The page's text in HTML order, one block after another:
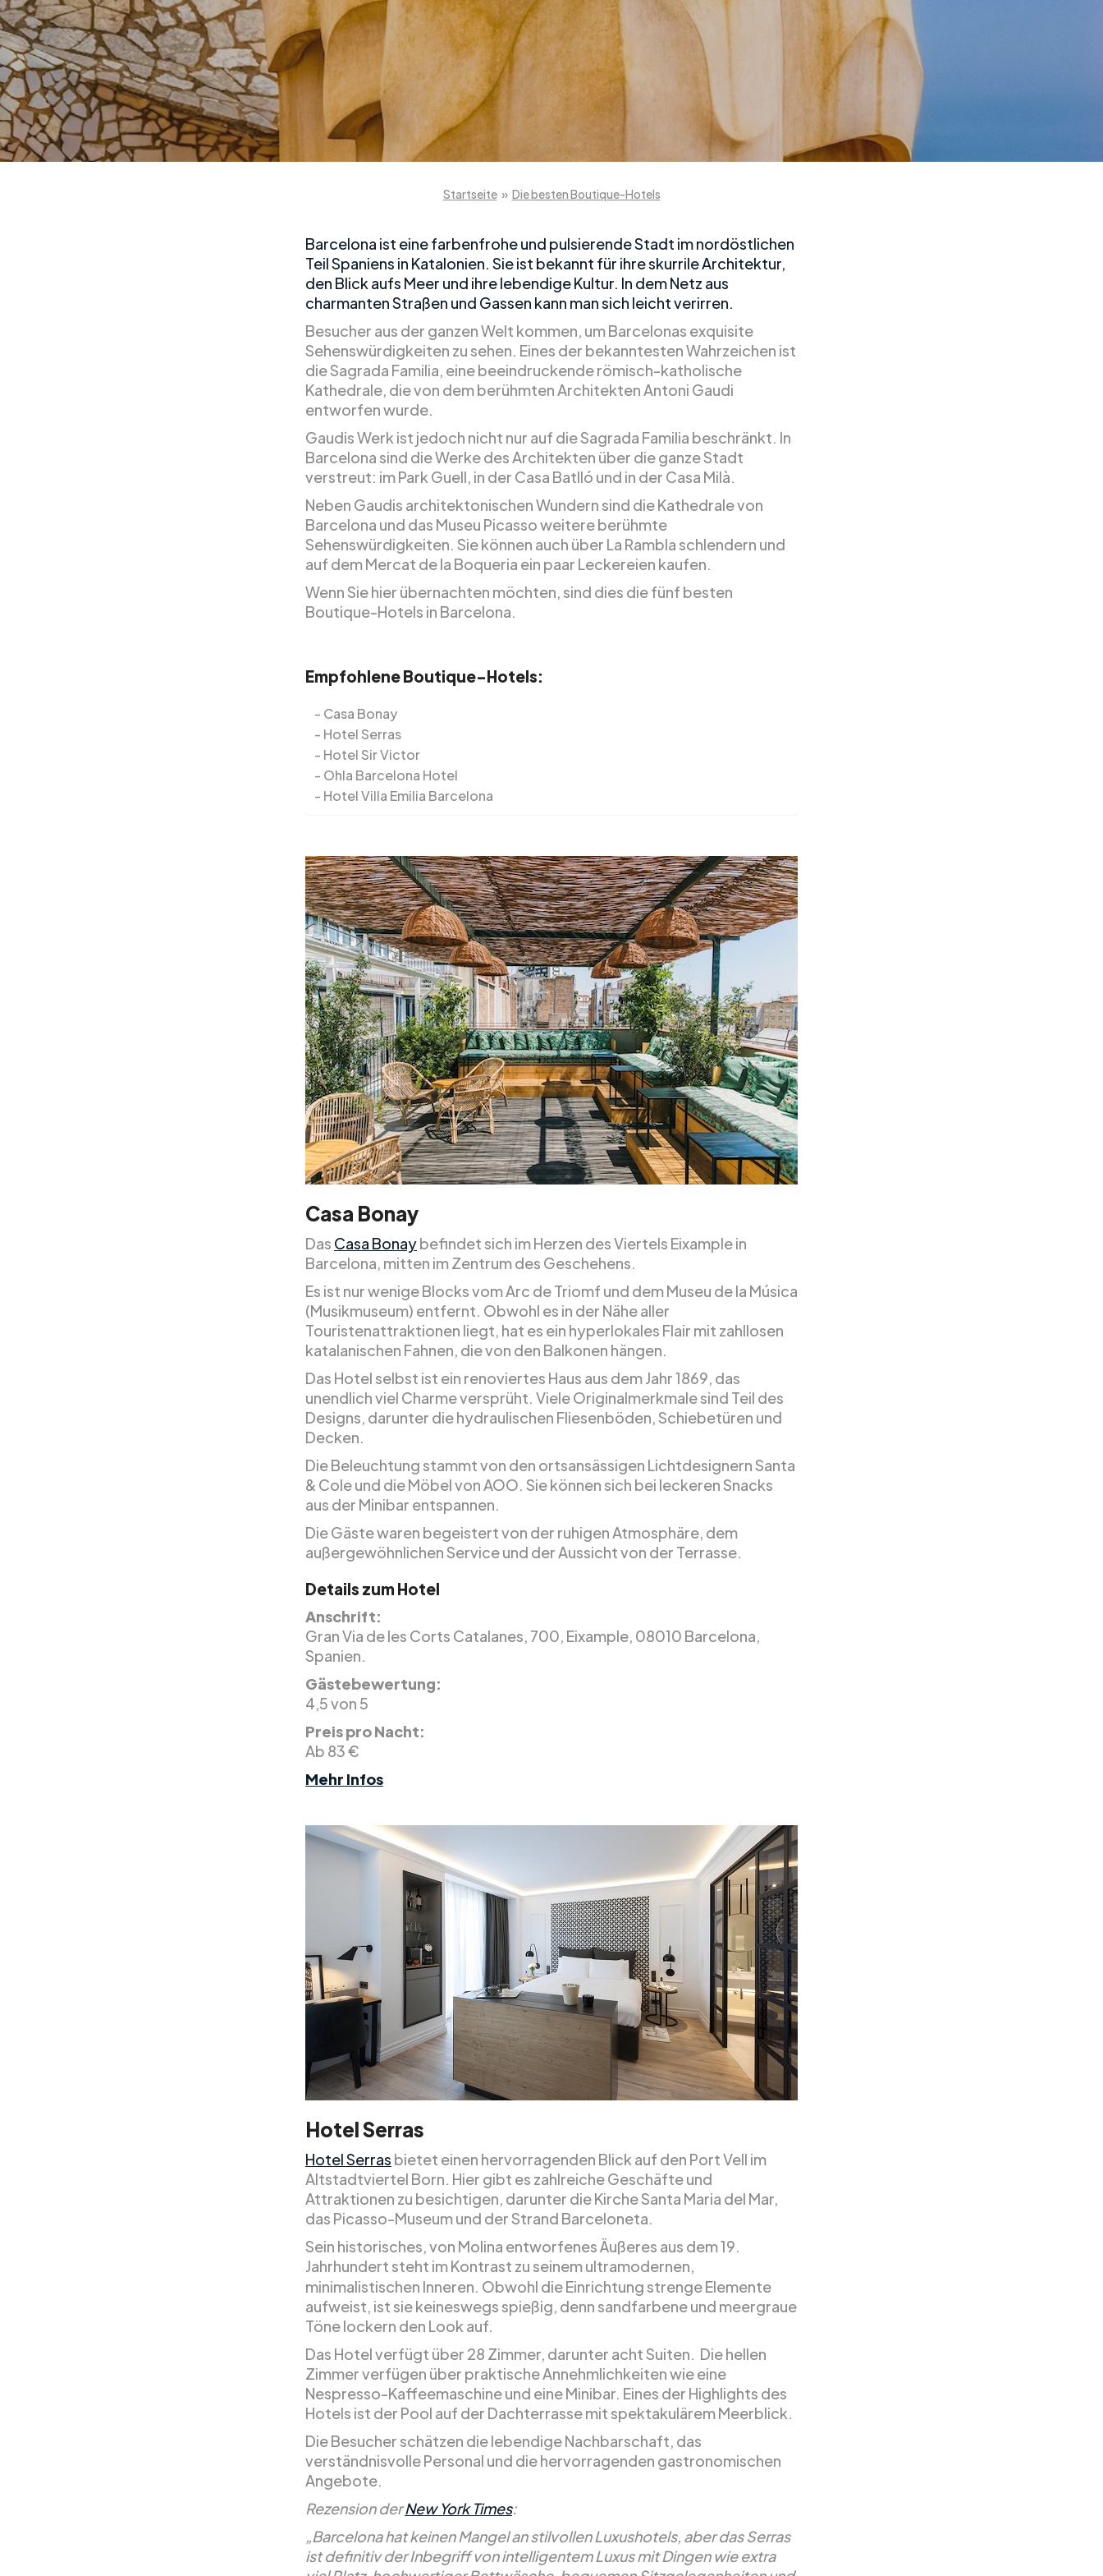
Startseite » Die besten Boutique-Hotels
Barcelona ist eine farbenfrohe und pulsierende Stadt im nordöstlichen
Teil Spaniens in Katalonien. Sie ist bekannt für ihre skurrile Architektur,
den Blick aufs Meer und ihre lebendige Kultur. In dem Netz aus
charmanten Straßen und Gassen kann man sich leicht verirren.
Besucher aus der ganzen Welt kommen, um Barcelonas exquisite
Sehenswürdigkeiten zu sehen. Eines der bekanntesten Wahrzeichen ist
die Sagrada Familia, eine beeindruckende römisch-katholische
Kathedrale, die von dem berühmten Architekten Antoni Gaudi
entworfen wurde.
Gaudis Werk ist jedoch nicht nur auf die Sagrada Familia beschränkt. In
Barcelona sind die Werke des Architekten über die ganze Stadt
verstreut: im Park Guell, in der Casa Batlló und in der Casa Milà.
Neben Gaudis architektonischen Wundern sind die Kathedrale von
Barcelona und das Museu Picasso weitere berühmte
Sehenswürdigkeiten. Sie können auch über La Rambla schlendern und
auf dem Mercat de la Boqueria ein paar Leckereien kaufen.
Wenn Sie hier übernachten möchten, sind dies die fünf besten
Boutique-Hotels in Barcelona.
Empfohlene Boutique-Hotels:
Casa Bonay
Hotel Serras
Hotel Sir Victor
Ohla Barcelona Hotel
Hotel Villa Emilia Barcelona
Casa Bonay
Das Casa Bonaybefindet sich im Herzen des Viertels Eixample in
Barcelona, mitten im Zentrum des Geschehens.
Es ist nur wenige Blocks vom Arc de Triomf und dem Museu de la Música
(Musikmuseum) entfernt. Obwohl es in der Nähe aller
Touristenattraktionen liegt, hat es ein hyperlokales Flair mit zahllosen
katalanischen Fahnen, die von den Balkonen hängen.
Das Hotel selbst ist ein renoviertes Haus aus dem Jahr 1869, das
unendlich viel Charme versprüht. Viele Originalmerkmale sind Teil des
Designs, darunter die hydraulischen Fliesenböden, Schiebetüren und
Decken.
Die Beleuchtung stammt von den ortsansässigen Lichtdesignern Santa
& Cole und die Möbel von AOO. Sie können sich bei leckeren Snacks
aus der Minibar entspannen.
Die Gäste waren begeistert von der ruhigen Atmosphäre, dem
außergewöhnlichen Service und der Aussicht von der Terrasse.
Details zum Hotel
Anschrift:
Gran Via de les Corts Catalanes, 700, Eixample, 08010 Barcelona,
Spanien.
Gästebewertung:
4,5 von 5
Preis pro Nacht:
Ab 83 €
Mehr Infos
Hotel Serras
Hotel Serras bietet einen hervorragenden Blick auf den Port Vell im
Altstadtviertel Born. Hier gibt es zahlreiche Geschäfte und
Attraktionen zu besichtigen, darunter die Kirche Santa Maria del Mar,
das Picasso-Museum und der Strand Barceloneta.
Sein historisches, von Molina entworfenes Äußeres aus dem 19.
Jahrhundertsteht im Kontrast zu seinem ultramodernen,
minimalistischen Inneren. Obwohl die Einrichtung strenge Elemente
aufweist, ist sie keineswegs spießig, denn sandfarbene und meergraue
Töne lockern den Look auf.
Das Hotel verfügt über 28 Zimmer, darunter acht Suiten. Die hellen
Zimmer verfügen über praktische Annehmlichkeiten wie eine
Nespresso-Kaffeemaschine und eine Minibar. Eines der Highlights des
Hotels ist der Pool auf der Dachterrasse mit spektakulärem Meerblick.
Die Besucher schätzen die lebendige Nachbarschaft, das
verständnisvolle Personal und die hervorragenden gastronomischen
Angebote.
Rezension derNew York Times:
„Barcelona hat keinen Mangel an stilvollen Luxushotels, aber das Serras
ist definitiv der Inbegriff von intelligentem Luxus mit Dingen wie extra